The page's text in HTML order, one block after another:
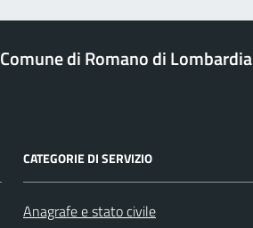
Comune di Romano di Lombardia
CATEGORIE DI SERVIZIO
Anagrafe e stato civile